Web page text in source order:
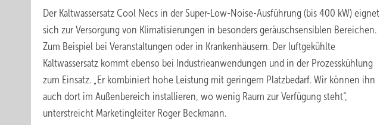
Der Kaltwassersatz Cool Necs in der Super-Low-Noise-Ausführung (bis 400 kW) eignet
sich zur Versorgung von Klimatisierungen in besonders geräuschsensiblen Bereichen.
Zum Beispiel bei Veranstaltungen oder in Krankenhäusern. Der luftgekühlte
Kaltwassersatz kommt ebenso bei Industrieanwendungen und in der Prozesskühlung
zum Einsatz. „Er kombiniert hohe Leistung mit geringem Platzbedarf. Wir können ihn
auch dort im Außenbereich installieren, wo wenig Raum zur Verfügung steht“,
unterstreicht Marketingleiter Roger Beckmann.